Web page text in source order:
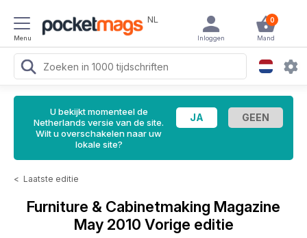
Menu
NL 0
Mand
Inloggen
U bekijkt momenteel de
Netherlands versie van de site.
Wilt u overschakelen naar uw
lokale site?
< Laatste editie
Furniture & Cabinetmaking Magazine
May 2010 Vorige editie